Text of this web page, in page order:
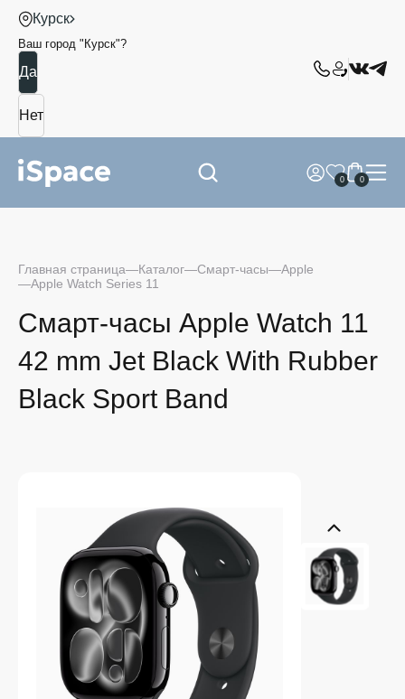
Курск
Ваш город " Курск"?
0 0
Главная страница Каталог Смарт-часы
Apple
Apple Watch Series 11
Смарт-часы Apple Watch 11
42 mm Jet Black With Rubber
Black Sport Band